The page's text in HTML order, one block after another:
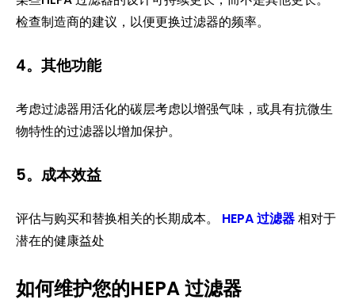
检查制造商的建议，以便更换过滤器的频率。
4。其他功能
考虑过滤器用活化的碳层考虑以增强气味，或具有抗微生
物特性的过滤器以增加保护。
5。成本效益
评估与购买和替换相关的长期成本。 HEPA 过滤器相对于
潜在的健康益处
如何维护您的HEPA 过滤器